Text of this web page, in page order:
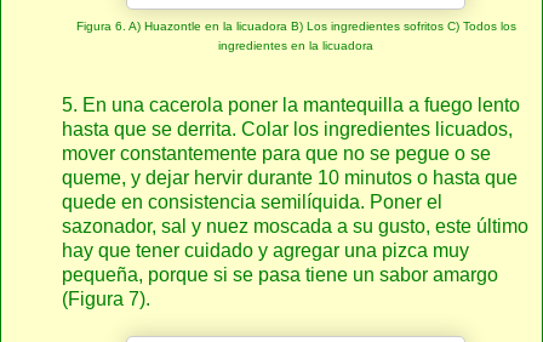
Figura 6. A) Huazontle en la licuadora B) Los ingredientes sofritos C) Todos los
ingredientes en la licuadora
5. En una cacerola poner la mantequilla a fuego lento
hasta que se derrita. Colar los ingredientes licuados,
mover constantemente para que no se pegue o se
queme, y dejar hervir durante 10 minutos o hasta que
quede en consistencia semilíquida. Poner el
sazonador, sal y nuez moscada a su gusto, este último
hay que tener cuidado y agregar una pizca muy
pequeña, porque si se pasa tiene un sabor amargo
(Figura 7).